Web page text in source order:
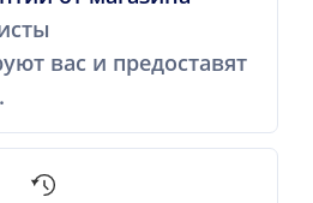
вас и предоставят